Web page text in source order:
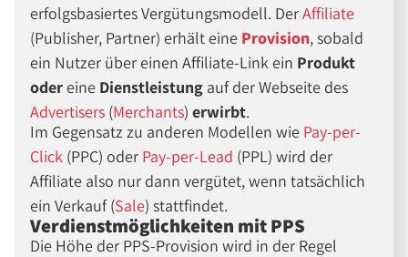
erfolgsbasiertes Vergütungsmodell. DerAffiliate
(Publisher, Partner) erhält eine Provision, sobald
ein Nutzer über einen Affiliate-Link ein Produkt
odereine Dienstleistung auf der Webseite des
Advertisers (Merchants)erwirbt.
Im Gegensatz zu anderen Modellen wie Pay-per-
Click (PPC) oder Pay-per-Lead (PPL) wird der
Affiliate also nur dann vergütet, wenn tatsächlich
ein Verkauf (Sale) stattfindet.
Verdienstmöglichkeiten mit PPS
Die Höhe der PPS-Provision wird in der Regel